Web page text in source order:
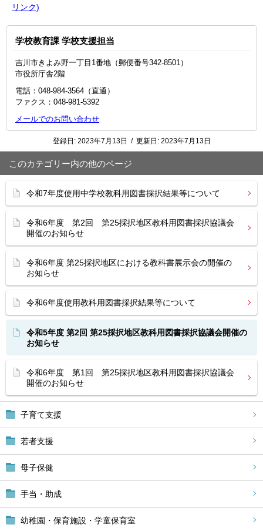
子育て支援
若者支援
母子保健
手当・助成
幼稚園・保育施設・学童保育室
リンク)
学校教育課 学校支援担当
吉川市きよみ野一丁目1番地（郵便番号342-8501）
市役所庁舎2階
電話：048-984-3564（直通）
ファクス：048-981-5392
メールでのお問い合わせ
登録日: 2023年7月13日 / 更新日: 2023年7月13日
このカテゴリー内の他のページ
令和7年度使用中学校教科用図書採択結果等について
令和6年度 第2回 第25採択地区教科用図書採択協議会
開催のお知らせ
令和6年度 第25採択地区における教科書展示会の開催の
お知らせ
令和6年度使用教科用図書採択結果等について
令和5年度 第2回 第25採択地区教科用図書採択協議会開催の
お知らせ
令和6年度 第1回 第25採択地区教科用図書採択協議会
開催のお知らせ